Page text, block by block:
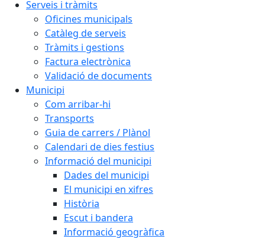
Serveis i tràmits
Oficines municipals
Catàleg de serveis
Tràmits i gestions
Factura electrònica
Validació de documents
Municipi
Com arribar-hi
Transports
Guia de carrers / Plànol
Calendari de dies festius
Informació del municipi
Dades del municipi
El municipi en xifres
Història
Escut i bandera
Informació geogràfica